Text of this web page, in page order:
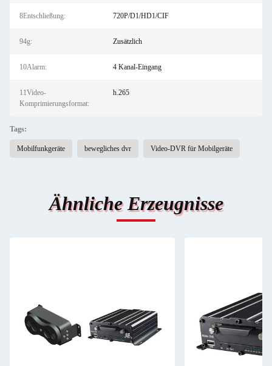
8Entschließung: 720P/D1/HD1/CIF
94g: Zusätzlich
10Alarm: 4 Kanal-Eingang
11Video-
Komprimierungsformat:
h.265
Tags:
Mobilfunkgeräte bewegliches dvr Video-DVR für Mobilgeräte
Ähnliche Erzeugnisse